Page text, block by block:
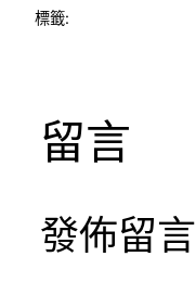
標籤:
留言
發佈留言